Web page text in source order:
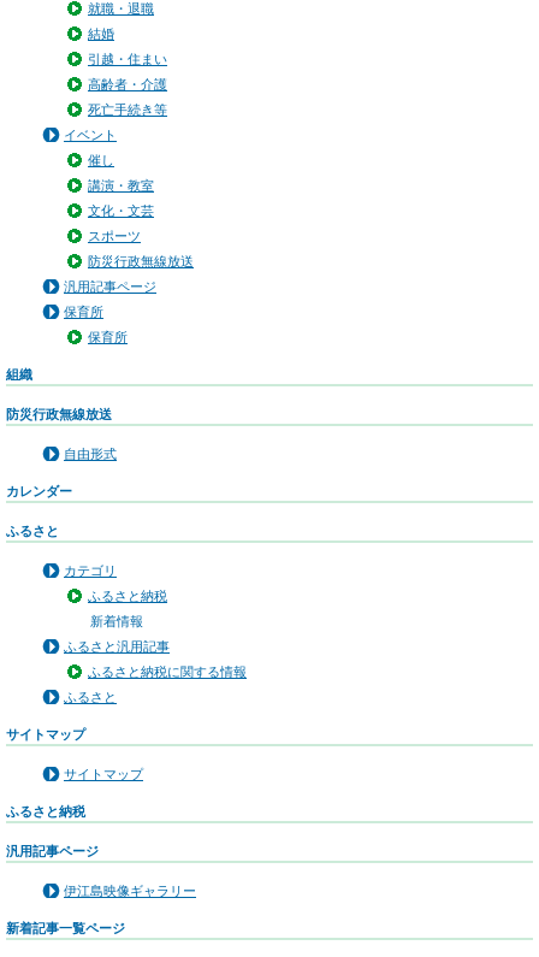
就職・退職
結婚
引越・住まい
高齢者・介護
死亡手続き等
イベント
催し
講演・教室
文化・文芸
スポーツ
防災行政無線放送
汎用記事ページ
保育所
保育所
組織
防災行政無線放送
自由形式
カレンダー
ふるさと
カテゴリ
ふるさと納税
新着情報
ふるさと汎用記事
ふるさと納税に関する情報
ふるさと
サイトマップ
サイトマップ
ふるさと納税
汎用記事ページ
伊江島映像ギャラリー
新着記事一覧ページ